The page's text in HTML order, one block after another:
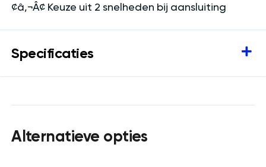
¢â‚¬Â¢ Keuze uit 2 snelheden bij aansluiting
Specificaties
Alternatieve opties